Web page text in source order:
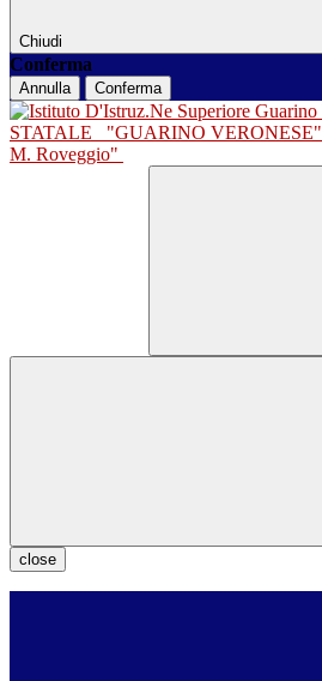
Chiudi
Conferma
Annulla Conferma
STATALE
"GUARINO VERONESE"
M. Roveggio"
close